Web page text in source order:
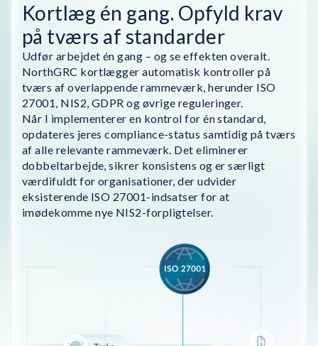
Kortlæg én gang. Opfyld krav
på tværs af standarder
Udfør arbejdet én gang – og se effekten overalt.
NorthGRC kortlægger automatisk kontroller på
tværs af overlappende rammeværk, herunder ISO
27001, NIS2, GDPR og øvrige reguleringer.
Når I implementerer en kontrol for én standard,
opdateres jeres compliance-status samtidig på tværs
af alle relevante rammeværk. Det eliminerer
dobbeltarbejde, sikrer konsistens og er særligt
værdifuldt for organisationer, der udvider
eksisterende ISO 27001-indsatser for at
imødekomme nye NIS2-forpligtelser.